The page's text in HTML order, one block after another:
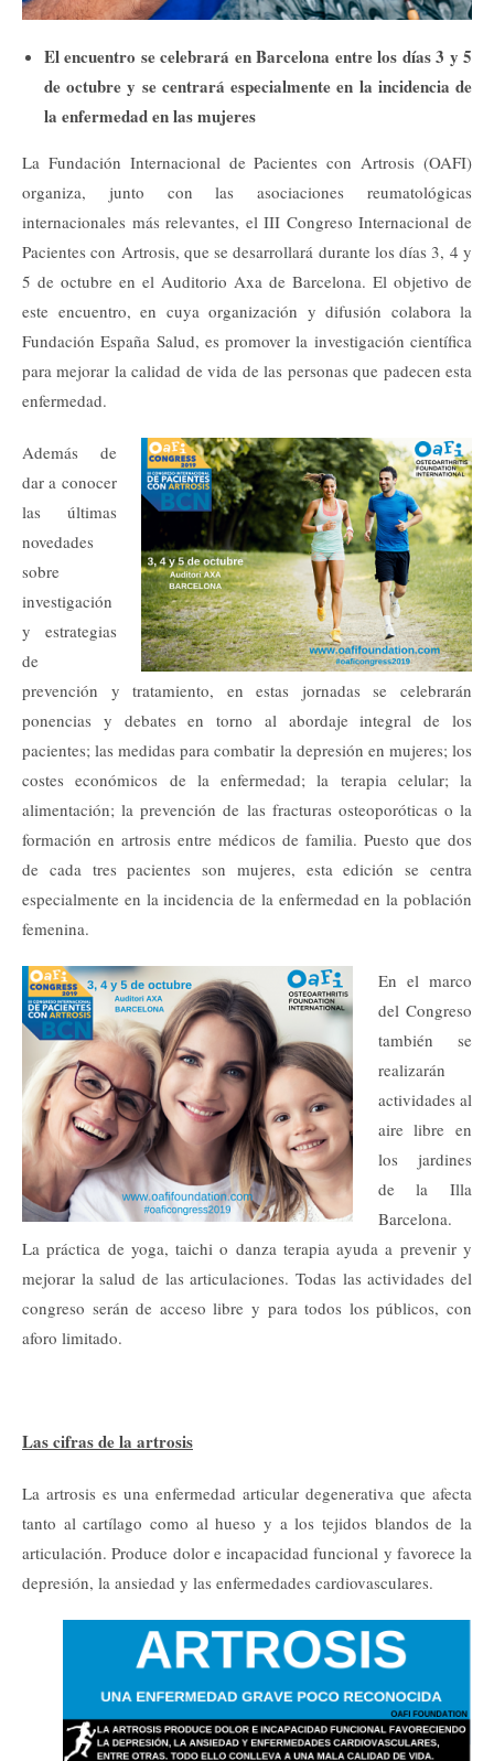
El encuentro se celebrará en Barcelona entre los días 3 y 5
de octubre y se centrará especialmente en la incidencia de
la enfermedad en las mujeres
La Fundación Internacional de Pacientes con Artrosis (OAFI)
organiza, junto con las asociaciones reumatológicas
internacionales más relevantes, el III Congreso Internacional de
Pacientes con Artrosis, que se desarrollará durante los días 3, 4 y
5 de octubre en el Auditorio Axa de Barcelona. El objetivo de
este encuentro, en cuya organización y difusión colabora la
Fundación España Salud, es promover la investigación científica
para mejorar la calidad de vida de las personas que padecen esta
enfermedad.
Además de
dar a conocer
las últimas
novedades
sobre
investigación
y estrategias
de
prevención y tratamiento, en estas jornadas se celebrarán
ponencias y debates en torno al abordaje integral de los
pacientes; las medidas para combatir la depresión en mujeres; los
costes económicos de la enfermedad; la terapia celular; la
alimentación; la prevención de las fracturas osteoporóticas o la
formación en artrosis entre médicos de familia. Puesto que dos
de cada tres pacientes son mujeres, esta edición se centra
especialmente en la incidencia de la enfermedad en la población
femenina.
En el marco
del Congreso
también se
realizarán
actividades al
aire libre en
los jardines
de la Illa
Barcelona.
La práctica de yoga, taichi o danza terapia ayuda a prevenir y
mejorar la salud de las articulaciones. Todas las actividades del
congreso serán de acceso libre y para todos los públicos, con
aforo limitado.
Las cifras de la artrosis
La artrosis es una enfermedad articular degenerativa que afecta
tanto al cartílago como al hueso y a los tejidos blandos de la
articulación. Produce dolor e incapacidad funcional y favorece la
depresión, la ansiedad y las enfermedades cardiovasculares.